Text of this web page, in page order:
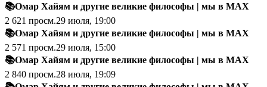
📚Омар Хайям и другие великие философы | мы в MAX
2 621 просм.29 июля, 19:00
📚Омар Хайям и другие великие философы | мы в MAX
2 571 просм.29 июля, 15:00
📚Омар Хайям и другие великие философы | мы в MAX
2 840 просм.28 июля, 19:09